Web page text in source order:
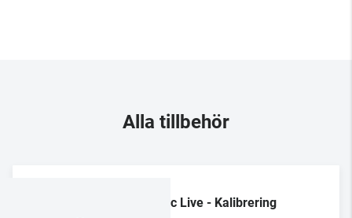
Alla tillbehör
Dirac Live - Kalibrering